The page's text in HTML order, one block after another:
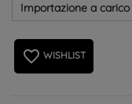
Importazione a
favorite_border WISHLIST